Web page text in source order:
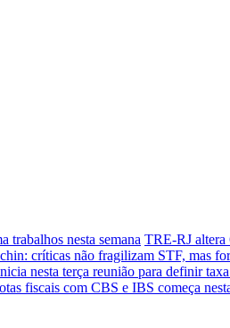
trabalhos nesta semana TRE-RJ altera
críticas não fragilizam STF, mas
nesta terça reunião para definir
fiscais com CBS e IBS começa